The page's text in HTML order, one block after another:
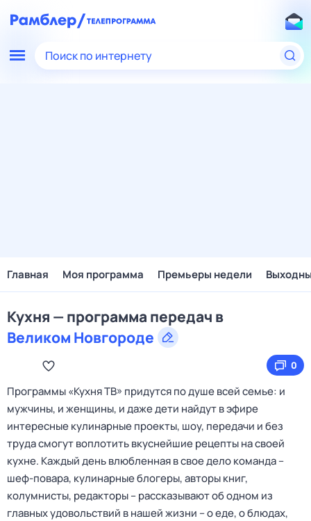
Поиск по интернету
Главная Моя программа Премьеры недели
Кухня — программа передач в
Великом Новгороде
0
Программы «Кухня ТВ» придутся по душе всей семье: и
мужчины, и женщины, и даже дети найдут в эфире
интересные кулинарные проекты, шоу, передачи и без
труда смогут воплотить вкуснейшие рецепты на своей
кухне. Каждый день влюбленная в свое дело команда –
шеф-повара, кулинарные блогеры, авторы книг,
колумнисты, редакторы – рассказывают об одном из
главных удовольствий в нашей жизни – о еде, о блюдах,